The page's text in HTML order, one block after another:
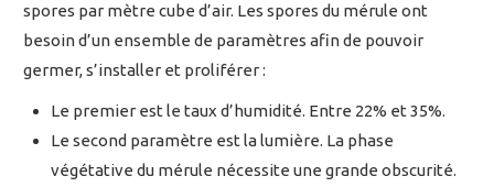
spores par mètre cube d’air. Les spores du mérule ont
besoin d’un ensemble de paramètres afin de pouvoir
germer, s’installer et proliférer :
Le premier est le taux d’humidité. Entre 22% et 35%.
Le second paramètre est la lumière. La phase
végétative du mérule nécessite une grande obscurité.